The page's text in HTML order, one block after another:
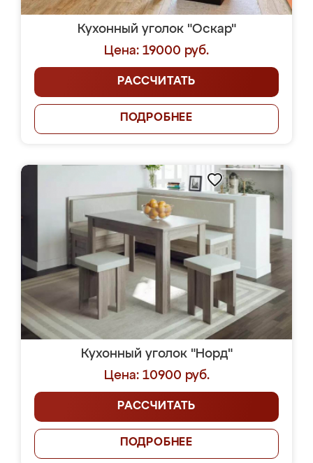
Кухонный уголок "Оскар"
Цена: 19000 руб.
РАССЧИТАТЬ
ПОДРОБНЕЕ
Кухонный уголок "Норд"
Цена: 10900 руб.
РАССЧИТАТЬ
ПОДРОБНЕЕ